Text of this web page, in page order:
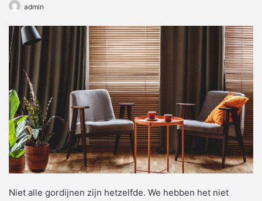
admin
Niet alle gordijnen zijn hetzelfde. We hebben het niet